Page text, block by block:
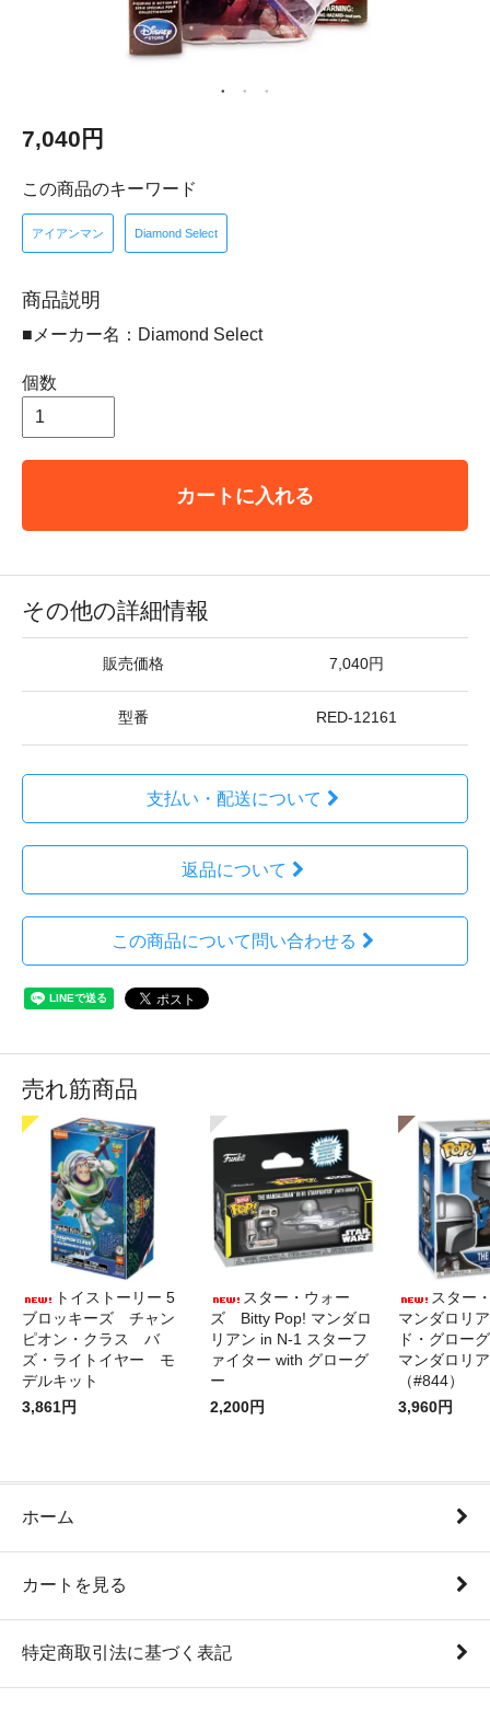
7,040円
この商品のキーワード
アイアンマン Diamond Select
商品説明
■メーカー名：Diamond Select
個数
カートに入れる
その他の詳細情報
販売価格 7,040円
型番 RED-12161
支払い・配送について
返品について
この商品について問い合わせる
売れ筋商品
トイストーリー 5
ブロッキーズ チャン
ピオン・クラス バ
ズ・ライトイヤー モ
デルキット
3,861円
スター・ウォー
ズ Bitty Pop! マンダロ
リアン in N-1 スターフ
ァイター with グローグ
ー
2,200円
スター
マンダロリ
ド・グロー
マンダロリ
（#844）
3,960円
ホーム
カートを見る
特定商取引法に基づく表記